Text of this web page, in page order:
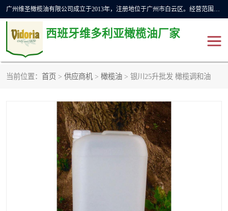
广州维圣橄榄油有限公司成立于2013年，注册地位于广州市白云区。经营范围包括饲料原料销售;畜牧渔业饲料销售;化妆品批发;贸易经纪;食品进出口等，主要产品有：橄榄果渣油，橄榄油，纯橄榄油等。
西班牙维多利亚橄榄油厂家
当前位置： 首页 > 供应商机 > 橄榄油 > 银川25升批发 橄榄调和油
费利佩橄榄油 特级初榨橄榄油
精炼橄榄油